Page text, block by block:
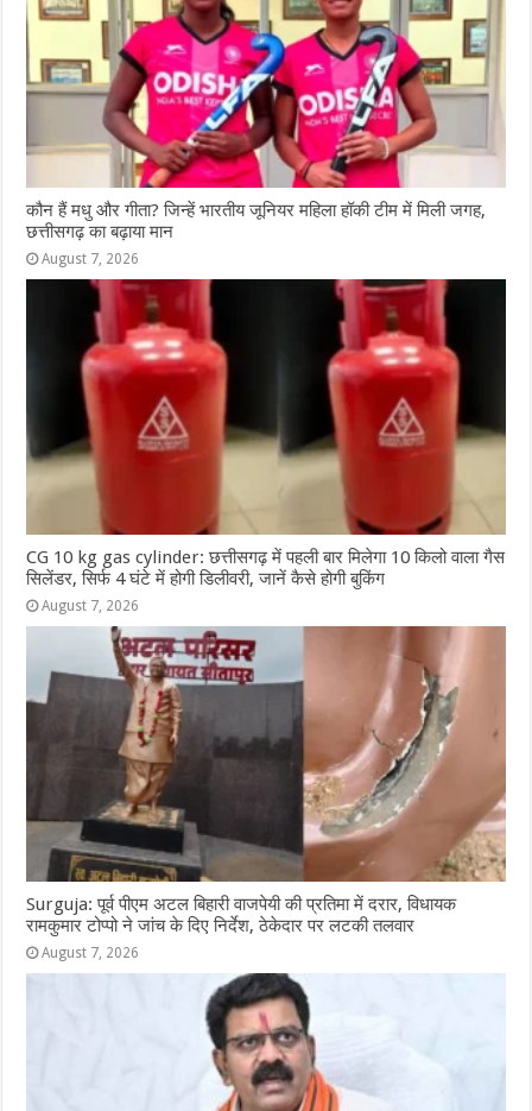
कौन हैं मधु और गीता? जिन्हें भारतीय जूनियर महिला हॉकी टीम में मिली जगह,
छत्तीसगढ़ का बढ़ाया मान
August 7, 2026
CG 10 kg gas cylinder: छत्तीसगढ़ में पहली बार मिलेगा 10 किलो वाला गैस
सिलेंडर, सिर्फ 4 घंटे में होगी डिलीवरी, जानें कैसे होगी बुकिंग
August 7, 2026
Surguja: पूर्व पीएम अटल बिहारी वाजपेयी की प्रतिमा में दरार, विधायक
रामकुमार टोप्पो ने जांच के दिए निर्देश, ठेकेदार पर लटकी तलवार
August 7, 2026